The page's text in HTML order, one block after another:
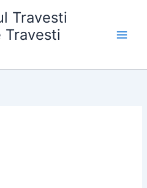
Travesti
Travesti